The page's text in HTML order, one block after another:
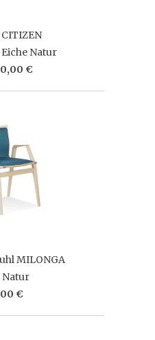
Natur
€
MILONGA
Natur
€